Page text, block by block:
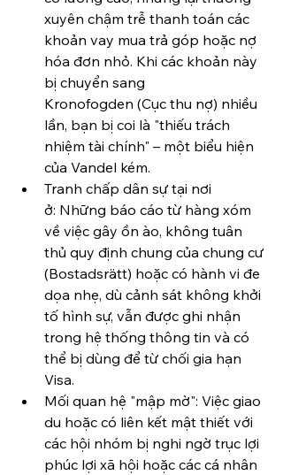
xuyên chậm trễ thanh toán các
khoản vay mua trả góp hoặc nợ
hóa đơn nhỏ. Khi các khoản này
bị chuyển sang
Kronofogden (Cục thu nợ) nhiều
lần, bạn bị coi là "thiếu trách
nhiệm tài chính" – một biểu hiện
của Vandel kém.
Tranh chấp dân sự tại nơi
ở: Những báo cáo từ hàng xóm
về việc gây ồn ào, không tuân
thủ quy định chung của chung cư
(Bostadsrätt) hoặc có hành vi đe
dọa nhẹ, dù cảnh sát không khởi
tố hình sự, vẫn được ghi nhận
trong hệ thống thông tin và có
thể bị dùng để từ chối gia hạn
Visa.
Mối quan hệ "mập mờ": Việc giao
du hoặc có liên kết mật thiết với
các hội nhóm bị nghi ngờ trục lợi
phúc lợi xã hội hoặc các cá nhân